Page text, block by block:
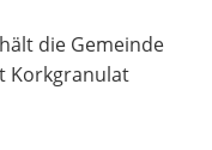
die Gemeinde
Korkgranulat